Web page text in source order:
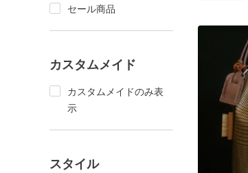
セール商品
カスタムメイド
カスタムメイドのみ表
示
スタイル